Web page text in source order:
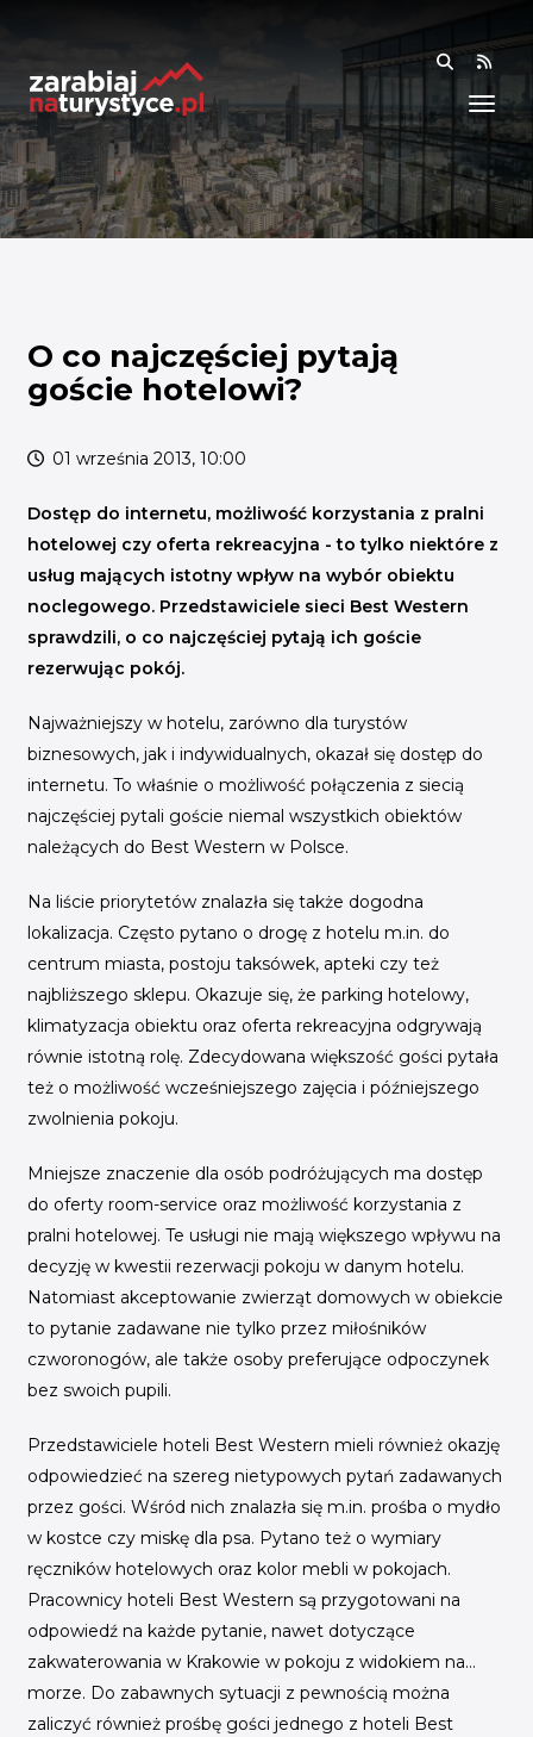
RSS
WIEDZA
ANALIZY I RAPORTY
BADANIA I DANE
AKADEMIA
SPOŁECZNOŚĆ
FINANSE I WSPARCIE
INICJATYWY BRANŻOWE
WYDARZENIA
KONFERENCJE I EVENTY
KALENDARZ WYDARZEŃ
HISTORIA SUKCESU
CASE STUDIES
O co najczęściej pytają
goście hotelowi?
01 września 2013, 10:00
Dostęp do internetu, możliwość korzystania z pralni
hotelowej czy oferta rekreacyjna - to tylko niektóre z
usług mających istotny wpływ na wybór obiektu
noclegowego. Przedstawiciele sieci Best Western
sprawdzili, o co najczęściej pytają ich goście
rezerwując pokój.
Najważniejszy w hotelu, zarówno dla turystów
biznesowych, jak i indywidualnych, okazał się dostęp do
internetu. To właśnie o możliwość połączenia z siecią
najczęściej pytali goście niemal wszystkich obiektów
należących do Best Western w Polsce.
Na liście priorytetów znalazła się także dogodna
lokalizacja. Często pytano o drogę z hotelu m.in. do
centrum miasta, postoju taksówek, apteki czy też
najbliższego sklepu. Okazuje się, że parking hotelowy,
klimatyzacja obiektu oraz oferta rekreacyjna odgrywają
równie istotną rolę. Zdecydowana większość gości pytała
też o możliwość wcześniejszego zajęcia i późniejszego
zwolnienia pokoju.
Mniejsze znaczenie dla osób podróżujących ma dostęp
do oferty room-service oraz możliwość korzystania z
pralni hotelowej. Te usługi nie mają większego wpływu na
decyzję w kwestii rezerwacji pokoju w danym hotelu.
Natomiast akceptowanie zwierząt domowych w obiekcie
to pytanie zadawane nie tylko przez miłośników
czworonogów, ale także osoby preferujące odpoczynek
bez swoich pupili.
Przedstawiciele hoteli Best Western mieli również okazję
odpowiedzieć na szereg nietypowych pytań zadawanych
przez gości. Wśród nich znalazła się m.in. prośba o mydło
w kostce czy miskę dla psa. Pytano też o wymiary
ręczników hotelowych oraz kolor mebli w pokojach.
Pracownicy hoteli Best Western są przygotowani na
odpowiedź na każde pytanie, nawet dotyczące
zakwaterowania w Krakowie w pokoju z widokiem na…
morze. Do zabawnych sytuacji z pewnością można
zaliczyć również prośbę gości jednego z hoteli Best